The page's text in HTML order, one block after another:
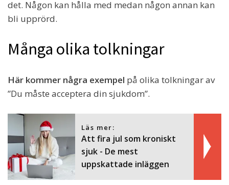
det. Någon kan hålla med medan någon annan kan
bli upprörd.
Många olika tolkningar
Här kommer några exempel på olika tolkningar av
”Du måste acceptera din sjukdom”.
Läs mer:
Att fira jul som kroniskt
sjuk - De mest
uppskattade inläggen